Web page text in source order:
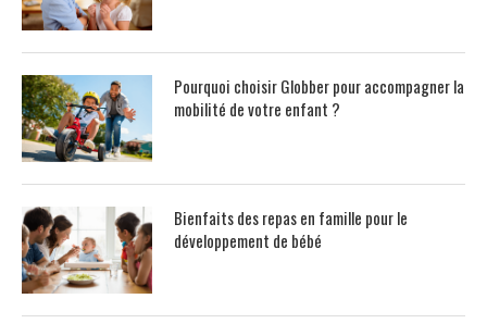
Pourquoi choisir Globber pour accompagner la
mobilité de votre enfant ?
Bienfaits des repas en famille pour le
développement de bébé